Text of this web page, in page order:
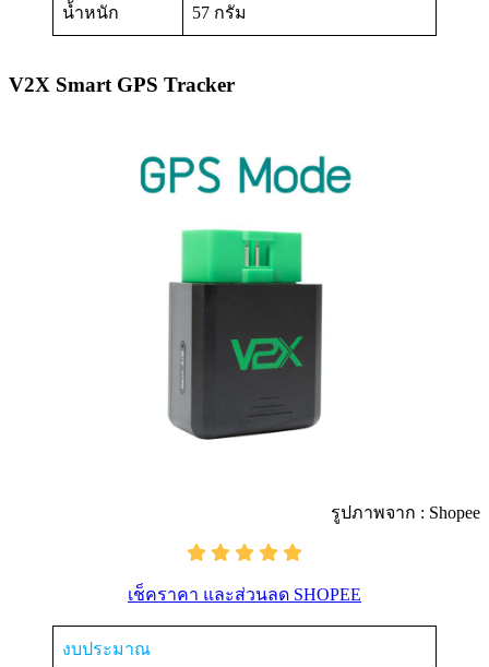
น้ำหนัก 57 กรัม
V2X Smart GPS Tracker
รูปภาพจาก : Shopee
เช็คราคา และส่วนลด SHOPEE
งบประมาณ